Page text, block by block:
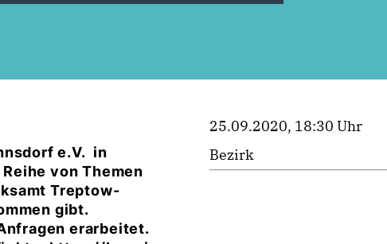
e.V. in
von Themen
Treptow-
gibt.
erarbeitet.
25.09.2020, 18:30 Uhr
Bezirk